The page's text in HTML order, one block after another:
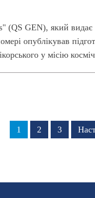
(QS GEN), який видає
опублікував
у місію
Сторінка
1 Сторінка
2 Сторінка
3